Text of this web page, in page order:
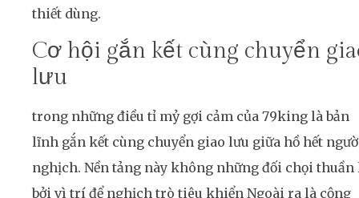
thiết dùng.
Cơ hội gắn kết cùng chuyển
lưu
trong những điều tỉ mỷ gợi cảm của 79king là bản
lĩnh gắn kết cùng chuyển giao lưu giữa hồ hết
nghịch. Nền tảng này không những đối chọi thuần
bởi vì trí để nghịch trò tiêu khiển Ngoài ra là cộng